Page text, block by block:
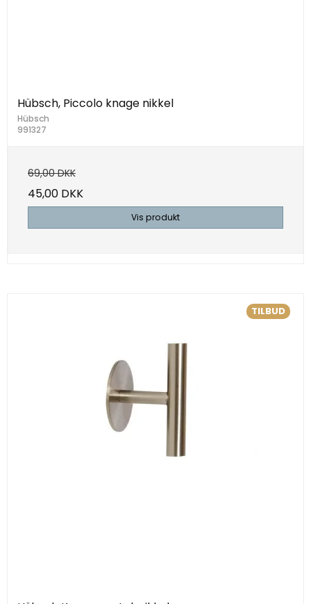
Hübsch, Piccolo knage nikkel
Hübsch
991327
69,00 DKK
45,00 DKK
Vis produkt
TILBUD